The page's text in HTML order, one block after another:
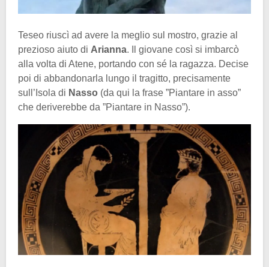
Teseo riuscì ad avere la meglio sul mostro, grazie al
prezioso aiuto di Arianna. Il giovane così si imbarcò
alla volta di Atene, portando con sé la ragazza. Decise
poi di abbandonarla lungo il tragitto, precisamente
sull’Isola di Nasso (da qui la frase ”Piantare in asso”
che deriverebbe da ”Piantare in Nasso”).